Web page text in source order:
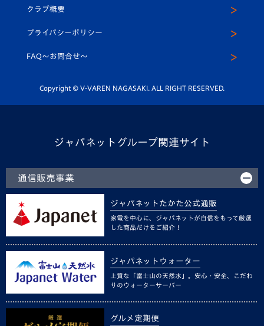
平和祈念活動
ホームタウン活動
スクール
ヴィヴィくんインスタグラム
公式LINE＠
クラブ概要
プライバシーポリシー
FAQ〜お問合せ〜
Copyright © V-VAREN NAGASAKI. ALL RIGHT RESERVED.
ジャパネットグループ関連サイト
通信販売事業
ジャパネットたかた公式通販
家電を中心に、ジャパネットが自信をもって厳選
した商品だけをご紹介！
ジャパネットウォーター
上質な「富士山の天然水」。安心・安全、こだわ
りのウォーターサーバー
グルメ定期便